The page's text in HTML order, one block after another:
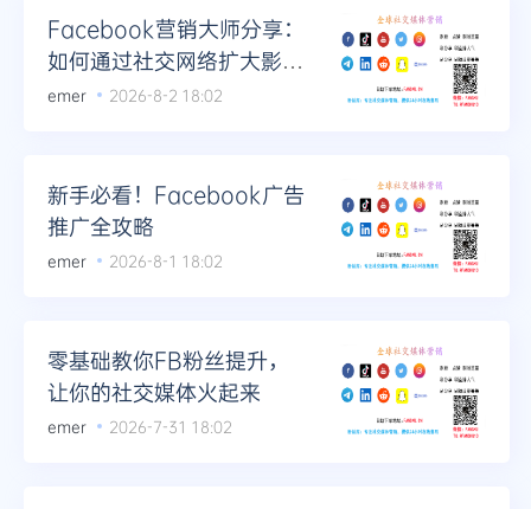
Facebook营销大师分享：
如何通过社交网络扩大影响
力
emer 2026-8-2 18:02
新手必看！Facebook广告
推广全攻略
emer 2026-8-1 18:02
零基础教你FB粉丝提升，
让你的社交媒体火起来
emer 2026-7-31 18:02